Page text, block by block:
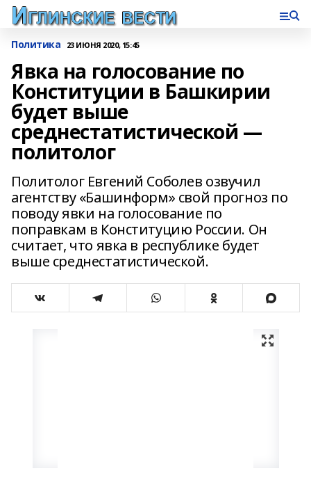
Политика 23 ИЮНЯ 2020, 15:45
Явка на голосование по
Конституции в Башкирии
будет выше
среднестатистической —
политолог
Политолог Евгений Соболев озвучил
агентству «Башинформ» свой прогноз по
поводу явки на голосование по
поправкам в Конституцию России. Он
считает, что явка в республике будет
выше среднестатистической.